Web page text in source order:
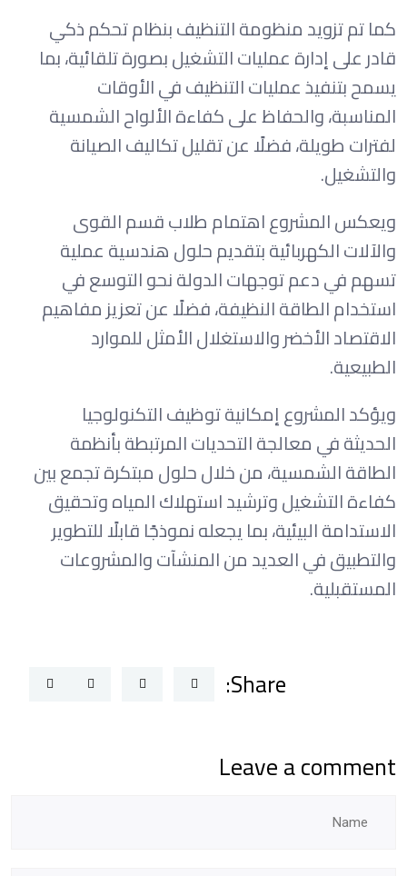
كما تم تزويد منظومة التنظيف بنظام تحكم ذكي
قادر على إدارة عمليات التشغيل بصورة تلقائية، بما
يسمح بتنفيذ عمليات التنظيف في الأوقات
المناسبة، والحفاظ على كفاءة الألواح الشمسية
لفترات طويلة، فضلًا عن تقليل تكاليف الصيانة
والتشغيل.
ويعكس المشروع اهتمام طلاب قسم القوى
والآلات الكهربائية بتقديم حلول هندسية عملية
تسهم في دعم توجهات الدولة نحو التوسع في
استخدام الطاقة النظيفة، فضلًا عن تعزيز مفاهيم
الاقتصاد الأخضر والاستغلال الأمثل للموارد
الطبيعية.
ويؤكد المشروع إمكانية توظيف التكنولوجيا
الحديثة في معالجة التحديات المرتبطة بأنظمة
الطاقة الشمسية، من خلال حلول مبتكرة تجمع بين
كفاءة التشغيل وترشيد استهلاك المياه وتحقيق
الاستدامة البيئية، بما يجعله نموذجًا قابلًا للتطوير
والتطبيق في العديد من المنشآت والمشروعات
المستقبلية.
Share:
Leave a comment